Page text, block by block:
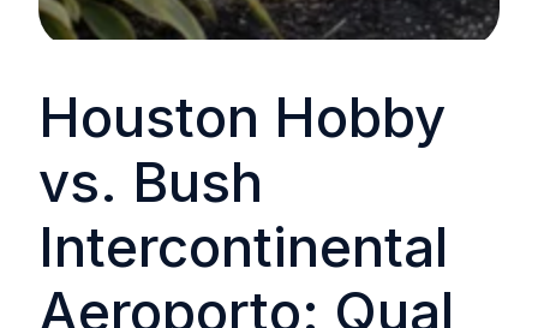
Houston Hobby
vs. Bush
Intercontinental
Aeroporto: Qual